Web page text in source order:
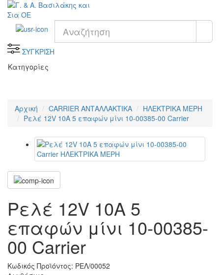
ΣΥΓΚΡΙΣΗ
Κατηγορίες
Αρχική CARRIER ΑΝΤΑΛΛΑΚΤΙΚΑ
ΗΛΕΚΤΡΙΚΑ ΜΕΡΗ
Ρελέ 12V 10A 5 επαφών μίνι 10-00385-00 Carrier
Ρελέ 12V 10A 5
επαφών μίνι 10-00385-
00 Carrier
Κωδικός Προϊόντος: ΡΕΛ/00052